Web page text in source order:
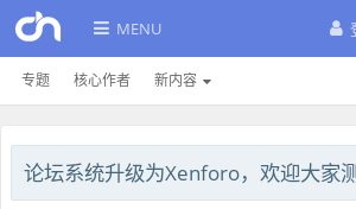
MENU
专题 核心作者 新内容
论坛系统升级为Xenforo，欢迎大家测